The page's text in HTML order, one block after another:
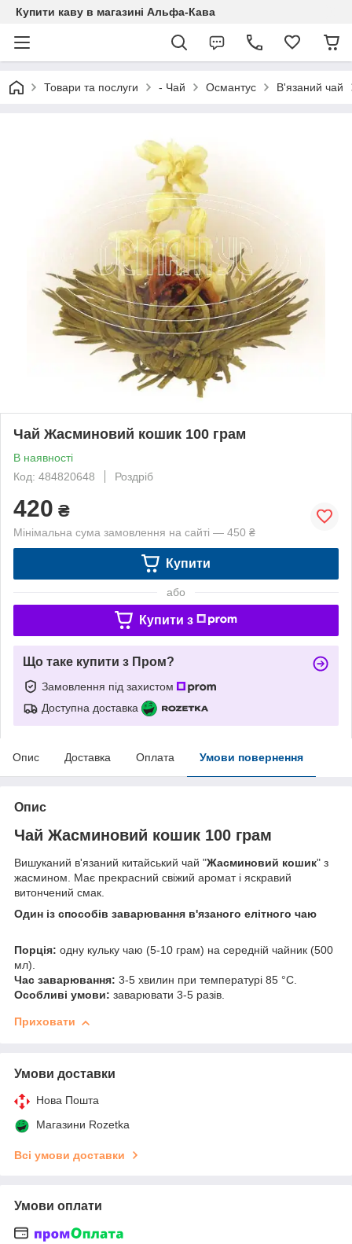
Купити каву в магазині Альфа-Кава
Товари та послуги - Чай Османтус В'язаний чай
Чай Жасминовий кошик 100 грам
В наявності
Код: 484820648
Роздріб
420 ₴
Мінімальна сума замовлення на сайті — 450 ₴
Купити
або
Купити з
Що таке купити з Пром?
Замовлення під захистом
Доступна доставка
Опис Доставка Оплата Умови повернення
Опис
Чай Жасминовий кошик 100 грам
Вишуканий в'язаний китайський чай "Жасминовий кошик" з
жасмином. Має прекрасний свіжий аромат і яскравий
витончений смак.
Один із способів заварювання в'язаного елітного чаю
Порція: одну кульку чаю (5-10 грам) на середній чайник (500
мл).
Час заварювання: 3-5 хвилин при температурі 85 °C.
Особливі умови: заварювати 3-5 разів.
Приховати
Умови доставки
Нова Пошта
Магазини Rozetka
Всі умови доставки
Умови оплати